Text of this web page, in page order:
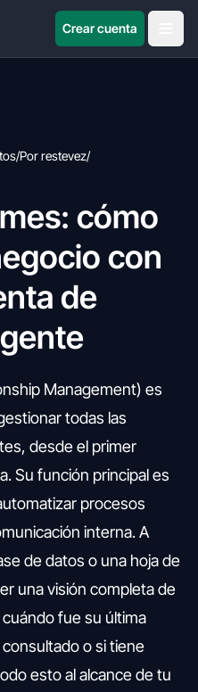
Crear cuenta
/Por restevez/
cómo
con
de
Management) es
todas las
desde el primer
Su función principal es
procesos
interna. A
de datos o una hoja de
una visión completa de
fue su última
o si tiene
esto al alcance de tu